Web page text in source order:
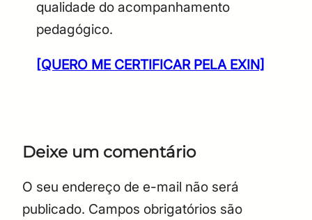
qualidade do acompanhamento
pedagógico.
[QUERO ME CERTIFICAR PELA EXIN]
Deixe um comentário
O seu endereço de e-mail não será
publicado. Campos obrigatórios são